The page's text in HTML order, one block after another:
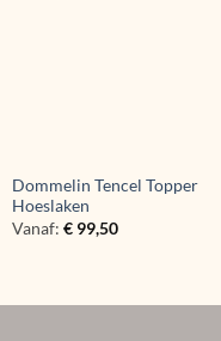
Dommelin Tencel Topper
Hoeslaken
Vanaf: €99,50